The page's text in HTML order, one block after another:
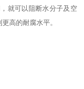
就可以阻断水分子及空
高的耐腐水平。